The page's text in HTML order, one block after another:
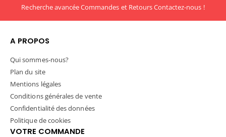
Recherche avancéeCommandes et RetoursContactez-nous !
A PROPOS
Qui sommes-nous?
Plan du site
Mentions légales
Conditions générales de vente
Confidentialité des données
Politique de cookies
VOTRE COMMANDE